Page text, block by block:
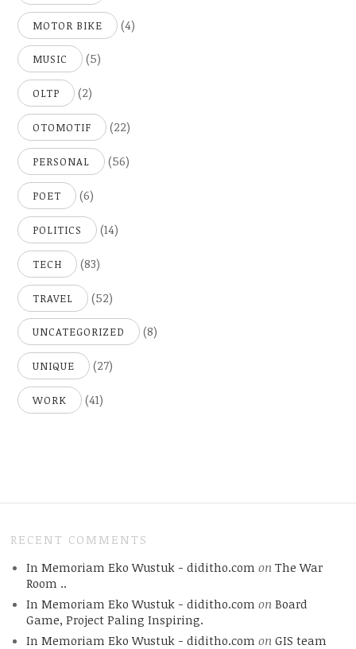
MOTOR BIKE (4)
MUSIC (5)
OLTP (2)
OTOMOTIF (22)
PERSONAL (56)
POET (6)
POLITICS (14)
TECH (83)
TRAVEL (52)
UNCATEGORIZED (8)
UNIQUE (27)
WORK (41)
RECENT COMMENTS
In Memoriam Eko Wustuk - diditho.com on The War
Room ..
In Memoriam Eko Wustuk - diditho.com on Board
Game, Project Paling Inspiring.
In Memoriam Eko Wustuk - diditho.com on GIS team